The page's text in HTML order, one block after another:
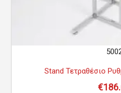
Stand Τετραθέσιο
€